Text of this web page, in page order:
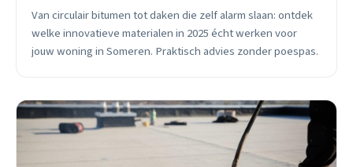
Van circulair bitumen tot daken die zelf alarm slaan: ontdek
welke innovatieve materialen in 2025 écht werken voor
jouw woning in Someren. Praktisch advies zonder poespas.